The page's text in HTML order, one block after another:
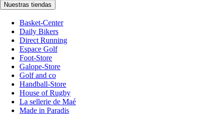
Nuestras tiendas
Basket-Center
Daily Bikers
Direct Running
Espace Golf
Foot-Store
Galope-Store
Golf and co
Handball-Store
House of Rugby
La sellerie de Maé
Made in Paradis